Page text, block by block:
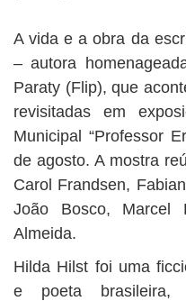
A vida e a obra da
– autora
Paraty (Flip), que
revisitadas em
Municipal “Professor
de agosto. A mostra
Carol Frandsen,
João Bosco,
Almeida.
Hilda Hilst foi uma
e poeta brasileira,